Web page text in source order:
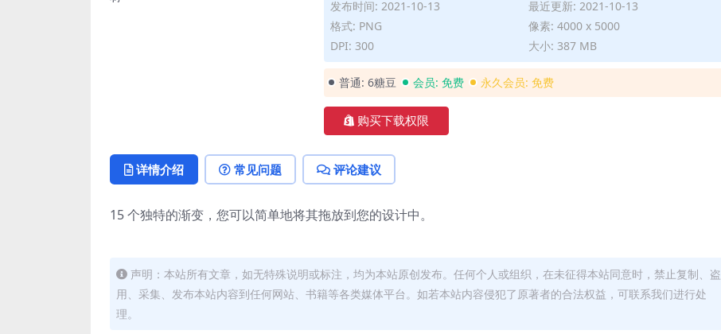
发布时间: 2021-10-13
最近更新: 2021-10-13
格式: PNG
像素: 4000 x 5000
DPI: 300
大小: 387 MB
普通: 6糖豆 会员: 免费 永久会员: 免费
购买下载权限
详情介绍 常见问题 评论建议
15 个独特的渐变，您可以简单地将其拖放到您的设计中。
声明：本站所有文章，如无特殊说明或标注，均为本站原创发布。任何个人或组织，在未征得本站同意时，禁止复制、盗
用、采集、发布本站内容到任何网站、书籍等各类媒体平台。如若本站内容侵犯了原著者的合法权益，可联系我们进行处
理。